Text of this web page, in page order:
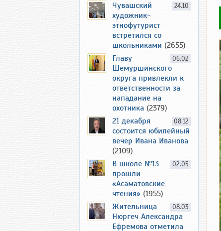
24.10
Чувашский
художник-
этнофутурист
встретился со
школьниками (2655)
06.02
Главу
Шемуршинского
округа привлекли к
ответственности за
нападание на
охотника (2379)
08.12
21 декабря
состоится юбилейный
вечер Ивана Иванова
(2109)
02.05
В школе №13
прошли
«Асаматовские
чтения» (1955)
08.03
Жительница
Нюргеч Александра
Ефремова отметила